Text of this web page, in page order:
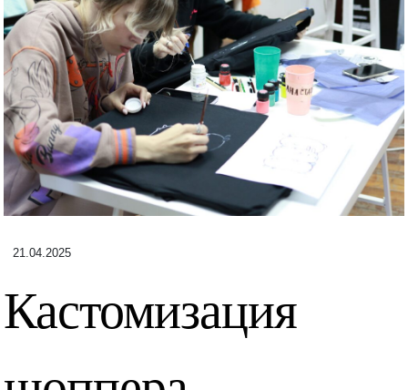
21.04.2025
Кастомизация